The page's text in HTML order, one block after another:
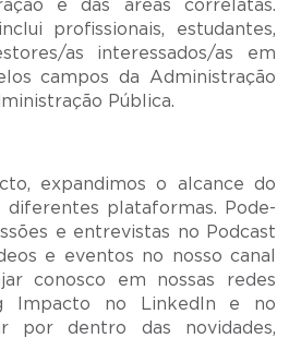
e das áreas correlatas.
profissionais, estudantes,
as interessados/as em
campos da Administração
Pública.
expandimos o alcance do
diferentes plataformas. Pode-
e entrevistas no Podcast
e eventos no nosso canal
conosco em nossas redes
Impacto no LinkedIn e no
por dentro das novidades,